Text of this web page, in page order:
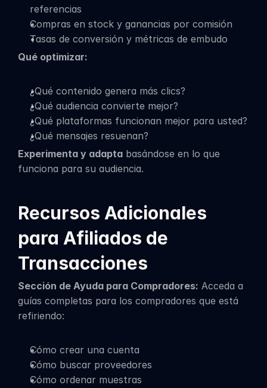
referencias
Compras en stock y ganancias por comisión
Tasas de conversión y métricas de embudo
Qué optimizar:
¿Qué contenido genera más clics?
¿Qué audiencia convierte mejor?
¿Qué plataformas funcionan mejor para usted?
¿Qué mensajes resuenan?
Experimenta y adapta basándose en lo que
funciona para su audiencia.
Recursos Adicionales
para Afiliados de
Transacciones
Sección de Ayuda para Compradores: Acceda a
guías completas para los compradores que está
refiriendo:
Cómo crear una cuenta
Cómo buscar proveedores
Cómo ordenar muestras